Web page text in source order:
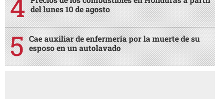
del lunes 10 de agosto
Cae auxiliar de enfermería por la muerte de su
esposo en un autolavado